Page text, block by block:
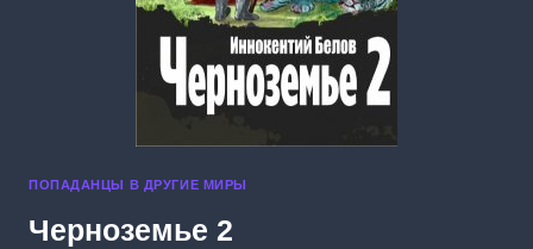
ПОПАДАНЦЫ В ДРУГИЕ МИРЫ
Черноземье 2